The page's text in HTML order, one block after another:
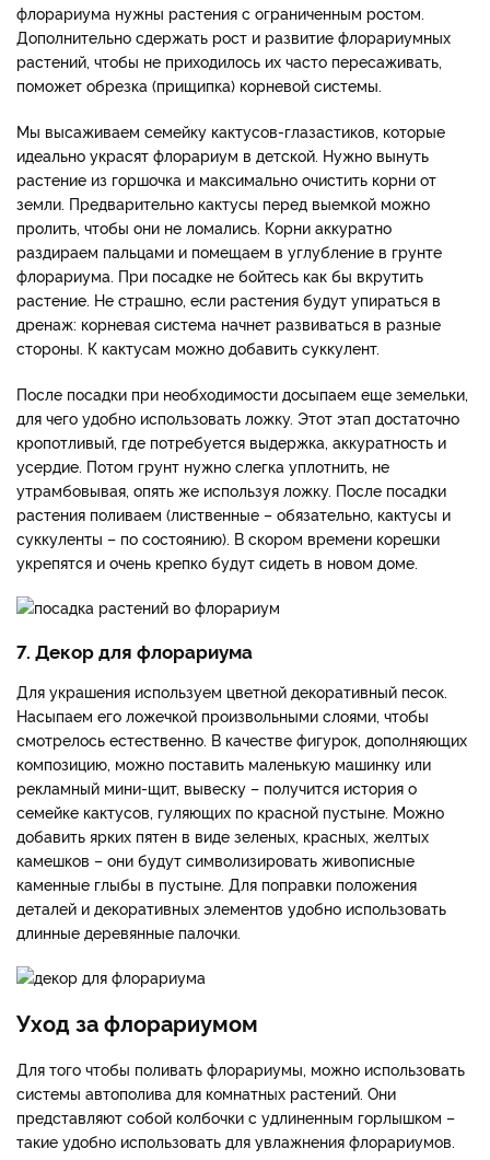
флорариума нужны растения с ограниченным ростом.
Дополнительно сдержать рост и развитие флорариумных
растений, чтобы не приходилось их часто пересаживать,
поможет обрезка (прищипка) корневой системы.
Мы высаживаем семейку кактусов-глазастиков, которые
идеально украсят флорариум в детской. Нужно вынуть
растение из горшочка и максимально очистить корни от
земли. Предварительно кактусы перед выемкой можно
пролить, чтобы они не ломались. Корни аккуратно
раздираем пальцами и помещаем в углубление в грунте
флорариума. При посадке не бойтесь как бы вкрутить
растение. Не страшно, если растения будут упираться в
дренаж: корневая система начнет развиваться в разные
стороны. К кактусам можно добавить суккулент.
После посадки при необходимости досыпаем еще земельки,
для чего удобно использовать ложку. Этот этап достаточно
кропотливый, где потребуется выдержка, аккуратность и
усердие. Потом грунт нужно слегка уплотнить, не
утрамбовывая, опять же используя ложку. После посадки
растения поливаем (лиственные – обязательно, кактусы и
суккуленты – по состоянию). В скором времени корешки
укрепятся и очень крепко будут сидеть в новом доме.
7. Декор для флорариума
Для украшения используем цветной декоративный песок.
Насыпаем его ложечкой произвольными слоями, чтобы
смотрелось естественно. В качестве фигурок, дополняющих
композицию, можно поставить маленькую машинку или
рекламный мини-щит, вывеску – получится история о
семейке кактусов, гуляющих по красной пустыне. Можно
добавить ярких пятен в виде зеленых, красных, желтых
камешков – они будут символизировать живописные
каменные глыбы в пустыне. Для поправки положения
деталей и декоративных элементов удобно использовать
длинные деревянные палочки.
Уход за флорариумом
Для того чтобы поливать флорариумы, можно использовать
системы автополива для комнатных растений. Они
представляют собой колбочки с удлиненным горлышком –
такие удобно использовать для увлажнения флорариумов.